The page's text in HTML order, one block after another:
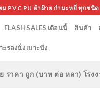
ม PVC PU ผ้าฝ้าย กำมะหยี่ ทุกชนิ
FLASH SALES เดือนนี้ สินค้า
ะรองนั่ง เบาะนั่ง
ราคา ถูก (บาท ต่อ หลา) โรง